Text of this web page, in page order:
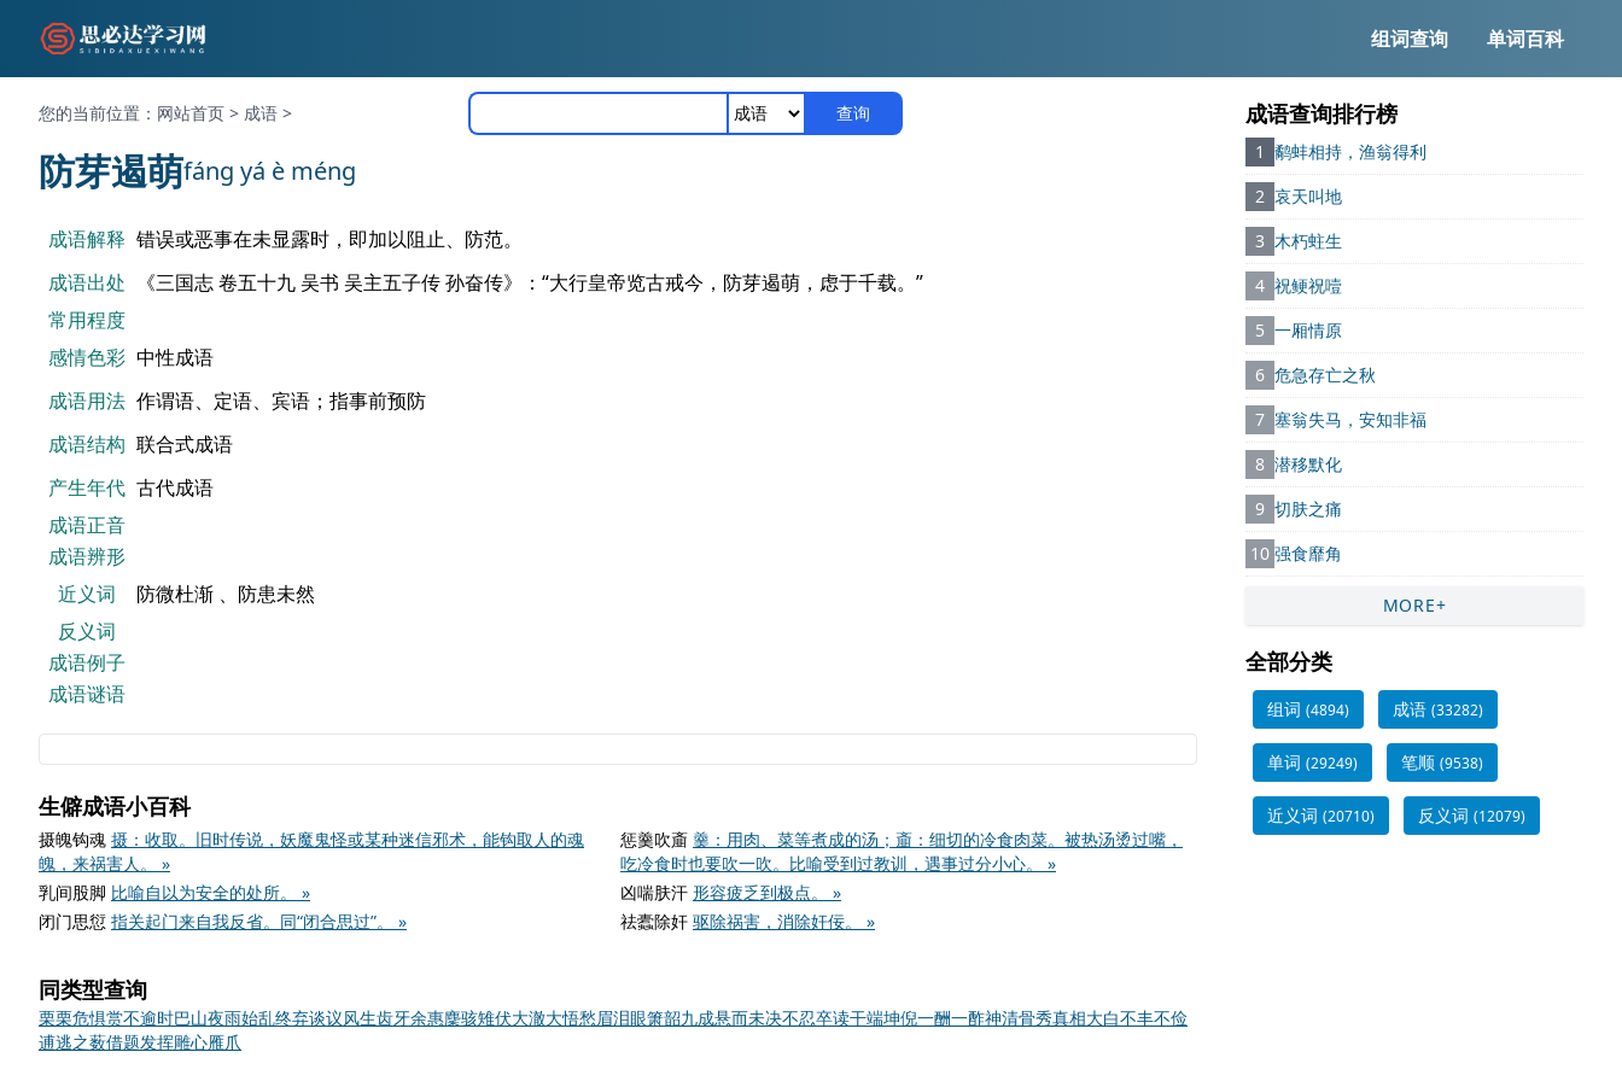
组词查询 单词百科
您的当前位置： 网站首页 > 成语 > 查询
防芽遏萌fáng yá è méng
成语解释 错误或恶事在未显露时，即加以阻止、防范。
成语出处
《三国志 卷五十九 吴书 吴主五子传 孙奋传》：“大行皇帝览古戒今，防芽遏萌，虑于千载。”
常用程度
感情色彩 中性成语
成语用法 作谓语、定语、宾语；指事前预防
成语结构 联合式成语
产生年代 古代成语
成语正音
成语辨形
近义词
防微杜渐 、防患未然
反义词
成语例子
成语谜语
生僻成语小百科
摄魄钩魂 摄：收取。旧时传说，妖魔鬼怪或某种迷信邪术，能钩取人的魂
魄，来祸害人。 »
惩羹吹齑 羹：用肉、菜等煮成的汤；齑：细切的冷食肉菜。被热汤烫过嘴，
吃冷食时也要吹一吹。比喻受到过教训，遇事过分小心。 »
乳间股脚 比喻自以为安全的处所。 » 凶喘肤汗 形容疲乏到极点。 »
闭门思愆 指关起门来自我反省。同“闭合思过”。 » 祛蠹除奸 驱除祸害，消除奸佞。 »
同类型查询
栗栗危惧赏不逾时巴山夜雨始乱终弃谈议风生齿牙余惠麇骇雉伏大澈大悟愁眉泪眼箫韶九成悬而未决不忍卒读干端坤倪一酬一酢神清骨秀真相大白不丰不俭
逋逃之薮借题发挥雕心雁爪
成语查询排行榜
1 鹬蚌相持，渔翁得利
2 哀天叫地
3 木朽蛀生
4 祝鲠祝噎
5 一厢情原
6 危急存亡之秋
7 塞翁失马，安知非福
8 潜移默化
9 切肤之痛
10 强食靡角
MORE+
全部分类
组词 (4894) 成语 (33282)
单词 (29249) 笔顺 (9538)
近义词 (20710) 反义词 (12079)